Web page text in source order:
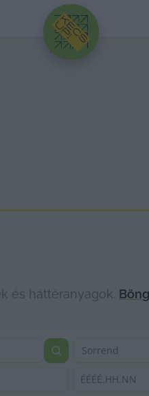
HIRDETÉS
és háttéranyagok.
Sorrend
ÉÉÉÉ.HH.NN